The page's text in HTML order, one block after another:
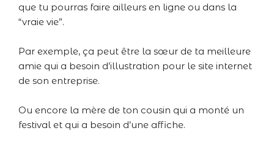
que tu pourras faire ailleurs en ligne ou dans la
“vraie vie”.
Par exemple, ça peut être la sœur de ta meilleure
amie qui a besoin d’illustration pour le site internet
de son entreprise.
Ou encore la mère de ton cousin qui a monté un
festival et qui a besoin d’une affiche.